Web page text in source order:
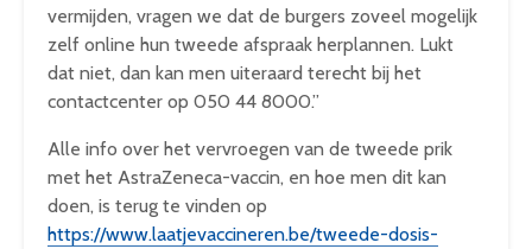
vermijden, vragen we dat de burgers zoveel mogelijk
zelf online hun tweede afspraak herplannen. Lukt
dat niet, dan kan men uiteraard terecht bij het
contactcenter op 050 44 8000.”
Alle info over het vervroegen van de tweede prik
met het AstraZeneca-vaccin, en hoe men dit kan
doen, is terug te vinden op
https://www.laatjevaccineren.be/tweede-dosis-